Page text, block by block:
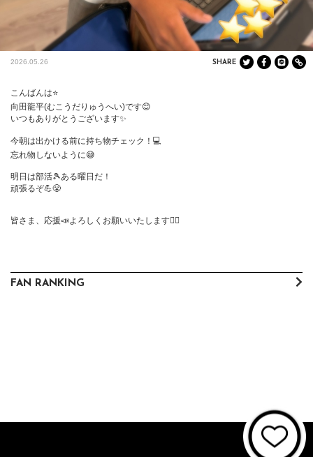
2026.05.26 SHARE
こんばんは⭐️
向田龍平(むこうだりゅうへい)です😊
いつもありがとうございます✨
今朝は出かける前に持ち物チェック！💻
忘れ物しないように😅
明日は部活🎾ある曜日だ！
頑張るぞ💪😤
皆さま、応援📣よろしくお願いいたします🙇‍♀️
FAN RANKING
個人情報保護方針